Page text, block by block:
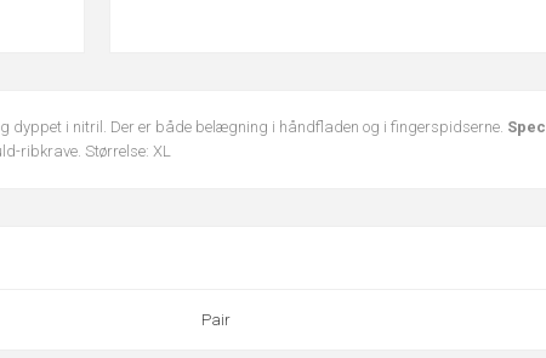
dyppet i nitril. Der er både belægning i håndfladen og i fingerspidserne.
ribkrave. Størrelse: XL
Pair